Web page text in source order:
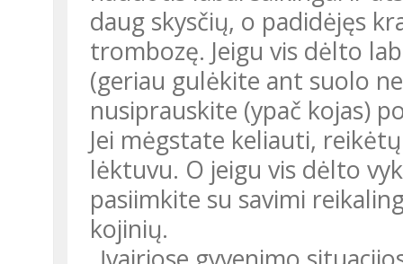
daug skysčių, o padidėjęs
trombozę. Jeigu vis dėlto
(geriau gulėkite ant suolo
nusiprauskite (ypač kojas)
Jei mėgstate keliauti,
lėktuvu. O jeigu vis dėlto
pasiimkite su savimi
kojinių.